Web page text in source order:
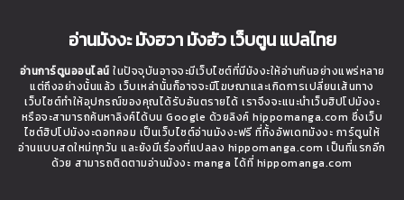
อ่านมังงะ มังฮวา มังฮัว เว็บตูน แปลไทย
อ่านการ์ตูนออนไลน์ ในปัจจุบันอาจจะมีเว็บไซต์ที่มีมังงะให้อ่านกันอย่างแพร่หลาย
แต่ถึงอย่างนั้นแล้ว เว็บเหล่านั้นก็อาจจะมีโฆษณาและเกิดการเปลี่ยนเส้นทาง
เว็บไซต์ทำให้อุปกรณ์ของคุณได้รับอันตรายได้ เราจึงจะแนะนำเว็บฮิปโปมังงะ
หรือจะสามารถค้นหาลิงค์ได้บน Google ด้วยลิงค์ hippomanga.com ซึ่งเว็บ
ไซต์ฮิปโปมังงะดอทคอม เป็นเว็บไซต์อ่านมังงะฟรี ที่ทั้งอัพเดทมังงะ การ์ตูนให้
อ่านแบบสดใหม่ทุกวัน และยังมีเรื่องที่แปลลง hippomanga.com เป็นที่แรกอีก
ด้วย สามารถติดตามอ่านมังงะ manga ได้ที่ hippomanga.com